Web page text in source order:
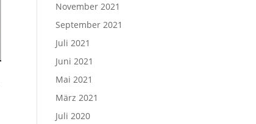
November 2021
September 2021
Juli 2021
Juni 2021
Mai 2021
März 2021
Juli 2020